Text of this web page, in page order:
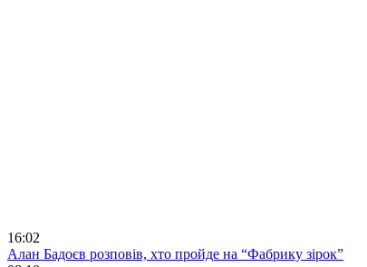
16:02
Алан Бадоєв розповів, хто пройде на “Фабрику зірок”